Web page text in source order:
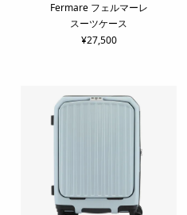
Fermare フェルマーレ
スーツケース
¥27,500